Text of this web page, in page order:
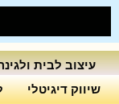
עיצוב לבית
שיווק דיגיטלי